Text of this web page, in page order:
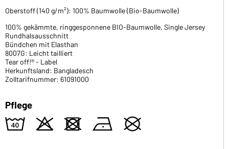
Oberstoff (140 g/m²): 100% Baumwolle (Bio-Baumwolle)
100% gekämmte, ringgesponnene BIO-Baumwolle, Single Jersey
Rundhalsausschnitt
Bündchen mit Elasthan
8007G: Leicht tailliert
Tear off!® - Label
Herkunftsland: Bangladesch
Zolltarifnummer: 61091000
Pflege
8 o d n U